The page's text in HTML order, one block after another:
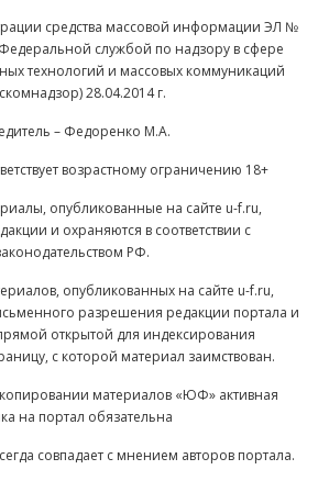
средства массовой информации ЭЛ №
службой по надзору в сфере
технологий и массовых коммуникаций
28.04.2014 г.
– Федоренко М.А.
возрастному ограничению 18+
опубликованные на сайте u-f.ru,
и охраняются в соответствии с
РФ.
опубликованных на сайте u-f.ru,
разрешения редакции портала и
открытой для индексирования
с которой материал заимствован.
материалов «ЮФ» активная
на портал обязательна
совпадает с мнением авторов портала.